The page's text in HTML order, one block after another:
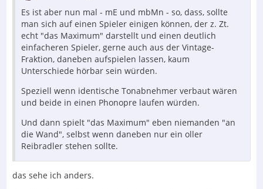
Es ist aber nun mal - mE und mbMn - so, dass, sollte
man sich auf einen Spieler einigen können, der z. Zt.
echt "das Maximum" darstellt und einen deutlich
einfacheren Spieler, gerne auch aus der Vintage-
Fraktion, daneben aufspielen lassen, kaum
Unterschiede hörbar sein würden.
Speziell wenn identische Tonabnehmer verbaut wären
und beide in einen Phonopre laufen würden.
Und dann spielt "das Maximum" eben niemanden "an
die Wand", selbst wenn daneben nur ein oller
Reibradler stehen sollte.
das sehe ich anders.